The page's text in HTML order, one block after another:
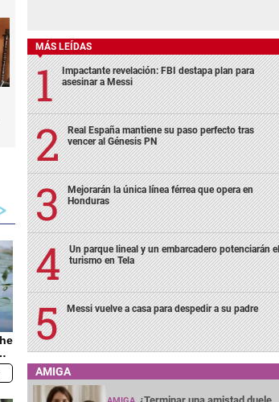
MÁS LEÍDAS
Impactante revelación: FBI destapa plan para
asesinar a Messi
Real España mantiene su paso perfecto tras
vencer al Génesis PN
Mejorarán la única línea férrea que opera en
Honduras
Un parque lineal y un embarcadero potenciarán el
turismo en Tela
Messi vuelve a casa para despedir a su padre
AMIGA